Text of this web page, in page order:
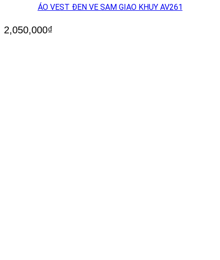
ÁO VEST ĐEN VE SAM GIAO KHUY AV261
2,050,000₫